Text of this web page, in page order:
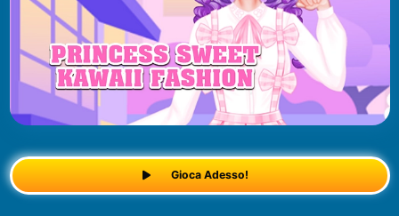
Gioca Adesso!